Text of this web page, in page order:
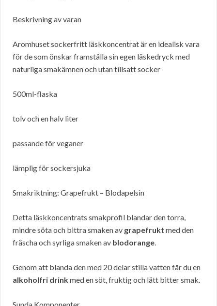
Beskrivning av varan
Aromhuset sockerfritt läskkoncentrat är en idealisk vara
för de som önskar framställa sin egen läskedryck med
naturliga smakämnen och utan tillsatt socker
500ml-flaska
tolv och en halv liter
passande för veganer
lämplig för sockersjuka
Smakriktning: Grapefrukt – Blodapelsin
Detta läskkoncentrats smakprofil blandar den torra,
mindre söta och bittra smaken av grapefrukt med den
fräscha och syrliga smaken av blodorange.
Genom att blanda den med 20 delar stilla vatten får du en
alkoholfri drinkmed en söt, fruktig och lätt bitter smak.